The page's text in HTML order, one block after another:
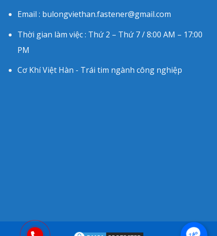
Email : bulongviethan.fastener@gmail.com
Thời gian làm việc : Thứ 2 – Thứ 7 / 8:00 AM – 17:00
PM
Cơ Khí Việt Hàn - Trái tim ngành công nghiệp
Zalo